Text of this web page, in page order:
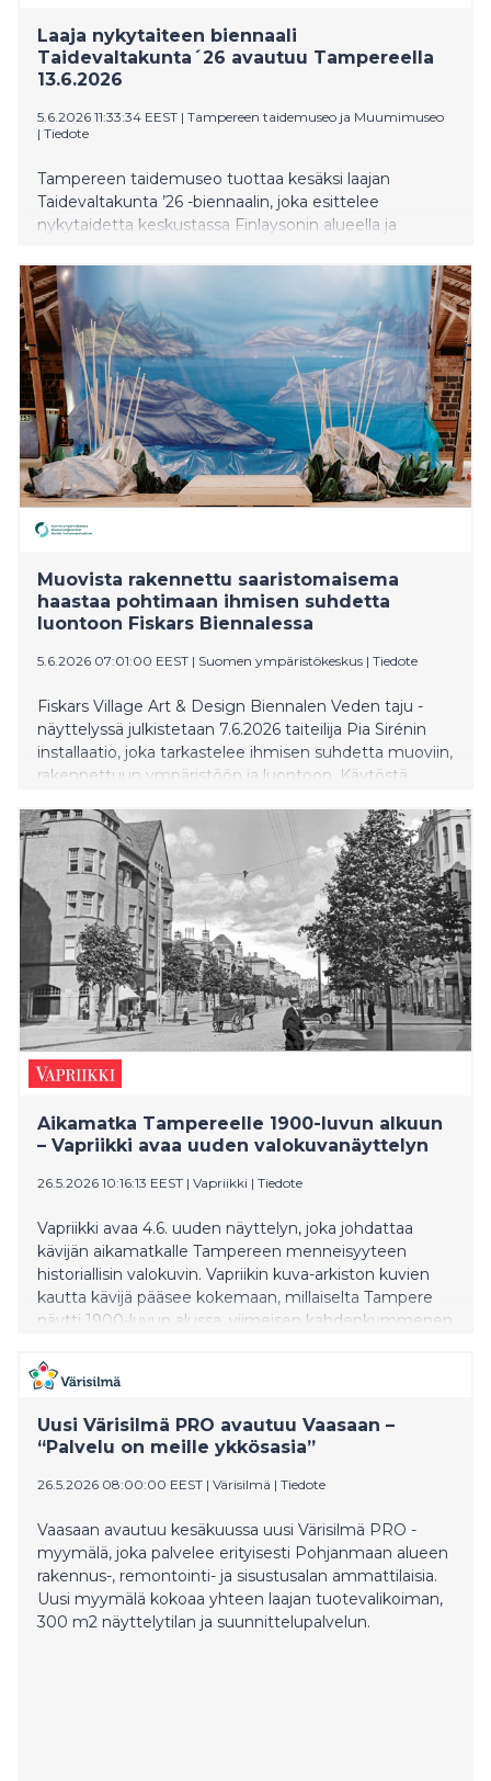
Laaja nykytaiteen biennaali
Taidevaltakunta´26 avautuu Tampereella
13.6.2026
5.6.2026 11:33:34 EEST | Tampereen taidemuseo ja Muumimuseo
| Tiedote
Tampereen taidemuseo tuottaa kesäksi laajan
Taidevaltakunta ’26 -biennaalin, joka esittelee
nykytaidetta keskustassa Finlaysonin alueella ja
taidekeskuksessa. Biennaalin teema on Yhdessä, ja
sitä on lähestytty monipuolisesti sisältöjen,
tekniikoiden ja osallistamisen kautta. Mukana on lähes
80 taiteilijaa, ja suurin osa teoksista on valmistunut
tänä vuonna Taidevaltakuntaa varten.
Muovista rakennettu saaristomaisema
haastaa pohtimaan ihmisen suhdetta
luontoon Fiskars Biennalessa
5.6.2026 07:01:00 EEST | Suomen ympäristökeskus | Tiedote
Fiskars Village Art & Design Biennalen Veden taju -
näyttelyssä julkistetaan 7.6.2026 taiteilija Pia Sirénin
installaatio, joka tarkastelee ihmisen suhdetta muoviin,
rakennettuun ympäristöön ja luontoon. Käytöstä
osa Suomen ympäristökeskuksen koordinoimaa
PlastLIFE-projektia, joka edistää muovien
kiertotaloutta ja kestävää käyttöä. Rakennusmuovit
ovat yksi vaikeasti hyödynnettävistä
muovijätevirroista, joiden uusiokäyttöä ja kiertoa
pyritään lisäämään.
Aikamatka Tampereelle 1900-luvun alkuun
– Vapriikki avaa uuden valokuvanäyttelyn
26.5.2026 10:16:13 EEST | Vapriikki | Tiedote
Vapriikki avaa 4.6. uuden näyttelyn, joka johdattaa
kävijän aikamatkalle Tampereen menneisyyteen
historiallisin valokuvin. Vapriikin kuva-arkiston kuvien
kautta kävijä pääsee kokemaan, millaiselta Tampere
näytti 1900-luvun alussa, viimeisen kahdenkymmenen
teollisuuskaupunki rakennuksineen, katuineen,
toreineen, tehtaineen ja ihmisineen.
Uusi Värisilmä PRO avautuu Vaasaan –
“Palvelu on meille ykkösasia”
26.5.2026 08:00:00 EEST | Värisilmä | Tiedote
Vaasaan avautuu kesäkuussa uusi Värisilmä PRO -
myymälä, joka palvelee erityisesti Pohjanmaan alueen
rakennus-, remontointi- ja sisustusalan ammattilaisia.
Uusi myymälä kokoaa yhteen laajan tuotevalikoiman,
300 m2 näyttelytilan ja suunnittelupalvelun.